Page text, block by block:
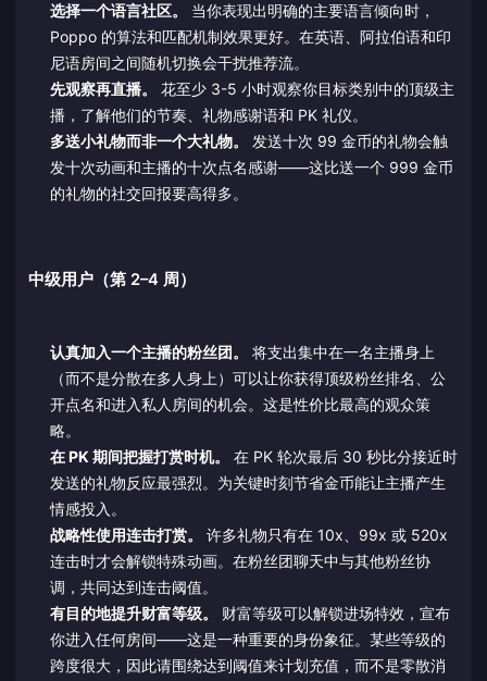
选择一个语言社区。
当你表现出明确的主要语言倾向时，
Poppo 的算法和匹配机制效果更好。在英语、阿拉伯语和印
尼语房间之间随机切换会干扰推荐流。
先观察再直播。
花至少 3-5 小时观察你目标类别中的顶级主
播，了解他们的节奏、礼物感谢语和 PK 礼仪。
多送小礼物而非一个大礼物。
发送十次 99 金币的礼物会触
发十次动画和主播的十次点名感谢——这比送一个 999 金币
的礼物的社交回报要高得多。
中级用户（第 2–4 周）
认真加入一个主播的粉丝团。
将支出集中在一名主播身上
（而不是分散在多人身上）可以让你获得顶级粉丝排名、公
开点名和进入私人房间的机会。这是性价比最高的观众策
略。
在 PK 期间把握打赏时机。
在 PK 轮次最后 30 秒比分接近时
发送的礼物反应最强烈。为关键时刻节省金币能让主播产生
情感投入。
战略性使用连击打赏。
许多礼物只有在 10x、99x 或 520x
连击时才会解锁特殊动画。在粉丝团聊天中与其他粉丝协
调，共同达到连击阈值。
有目的地提升财富等级。
财富等级可以解锁进场特效，宣布
你进入任何房间——这是一种重要的身份象征。某些等级的
跨度很大，因此请围绕达到阈值来计划充值，而不是零散消